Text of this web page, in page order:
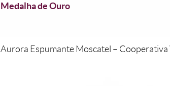
Medalha de Ouro
Aurora Espumante Moscatel –